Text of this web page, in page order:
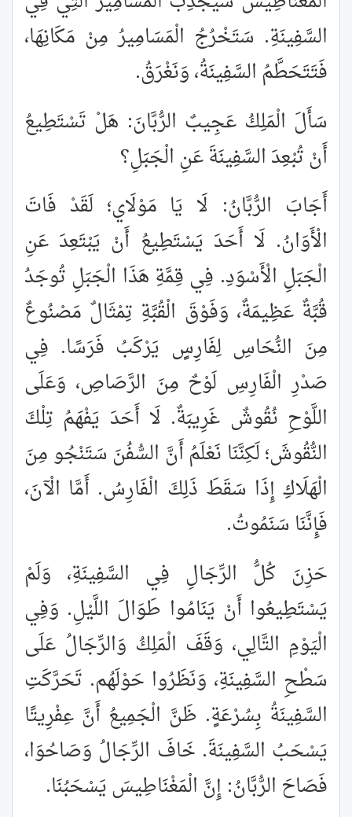
السَّفِينَةِ. سَتَخْرُجُ الْمَسَامِيرُ مِنْ مَكَانِهَا،
فَتَتَحَطَّمُ السَّفِينَةُ، وَنَغْرَقُ.
سَأَلَ الْمَلِكُ عَجِيبٌ الرُّبَّانَ: هَلْ تَسْتَطِيعُ
أَنْ تُبْعِدَ السَّفِينَةَ عَنِ الْجَبَلِ؟
أَجَابَ الرُّبَّانُ: لَا يَا مَوْلَاي؛ لَقَدْ فَاتَ
الْأَوَانُ. لَا أَحَدَ يَسْتَطِيعُ أَنْ يَبْتَعِدَ عَنِ
الْجَبَلِ الْأَسْوَدِ. فِي قِمَّةِ هَذَا الْجَبَلِ تُوجَدُ
قُبَّةٌ عَظِيمَةٌ، وَفَوْقَ الْقُبَّةِ تِمْثَالٌ مَصْنُوعٌ
مِنَ النُّحَاسِ لِفَارِسٍ يَرْكَبُ فَرَسًا. فِي
صَدْرِ الْفَارِسِ لَوْحٌ مِنَ الرَّصَاصِ، وَعَلَى
اللَّوْحِ نُقُوشٌ غَرِيبَةٌ. لَا أَحَدَ يَفْهَمُ تِلْكَ
النُّقُوشَ؛ لَكِنَّنَا نَعْلَمُ أَنَّ السُّفُنَ سَتَنْجُو مِنَ
الْهَلَاكِ إِذَا سَقَطَ ذَلِكَ الْفَارِسُ. أَمَّا الْآنَ،
فَإِنَّنَا سَنَمُوتُ.
حَزِنَ كُلُّ الرِّجَالِ فِي السَّفِينَةِ، وَلَمْ
يَسْتَطِيعُوا أَنْ يَنَامُوا طَوَالَ اللَّيْلِ. وَفِي
الْيَوْمِ التَّالِي، وَقَفَ الْمَلِكُ وَالرِّجَالُ عَلَى
سَطْحِ السَّفِينَةِ، وَنَظَرُوا حَوْلَهُم. تَحَرَّكَتِ
السَّفِينَةُ بِسُرْعَةٍ. ظَنَّ الْجَمِيعُ أَنَّ عِفْرِيتًا
يَسْحَبُ السَّفِينَةَ. خَافَ الرِّجَالُ وَصَاحُوَا،
فَصَاحَ الرُّبَّانُ: إِنَّ الْمَغْنَاطِيسَ يَسْحَبُنَا.